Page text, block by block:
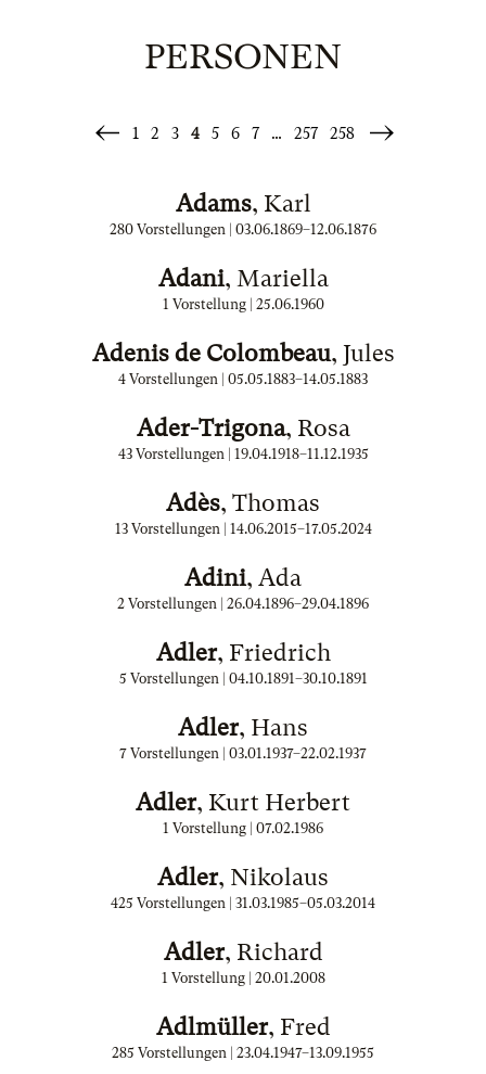
PERSONEN
«
1 2 3 4 5 6 7 … 257 258
Weiter
Adams, Karl
280 Vorstellungen | 03.06.1869–12.06.1876
Adani, Mariella
1 Vorstellung | 25.06.1960
Adenis de Colombeau, Jules
4 Vorstellungen | 05.05.1883–14.05.1883
Ader-Trigona, Rosa
43 Vorstellungen | 19.04.1918–11.12.1935
Adès, Thomas
13 Vorstellungen | 14.06.2015–17.05.2024
Adini, Ada
2 Vorstellungen | 26.04.1896–29.04.1896
Adler, Friedrich
5 Vorstellungen | 04.10.1891–30.10.1891
Adler, Hans
7 Vorstellungen | 03.01.1937–22.02.1937
Adler, Kurt Herbert
1 Vorstellung | 07.02.1986
Adler, Nikolaus
425 Vorstellungen | 31.03.1985–05.03.2014
Adler, Richard
1 Vorstellung | 20.01.2008
Adlmüller, Fred
285 Vorstellungen | 23.04.1947–13.09.1955